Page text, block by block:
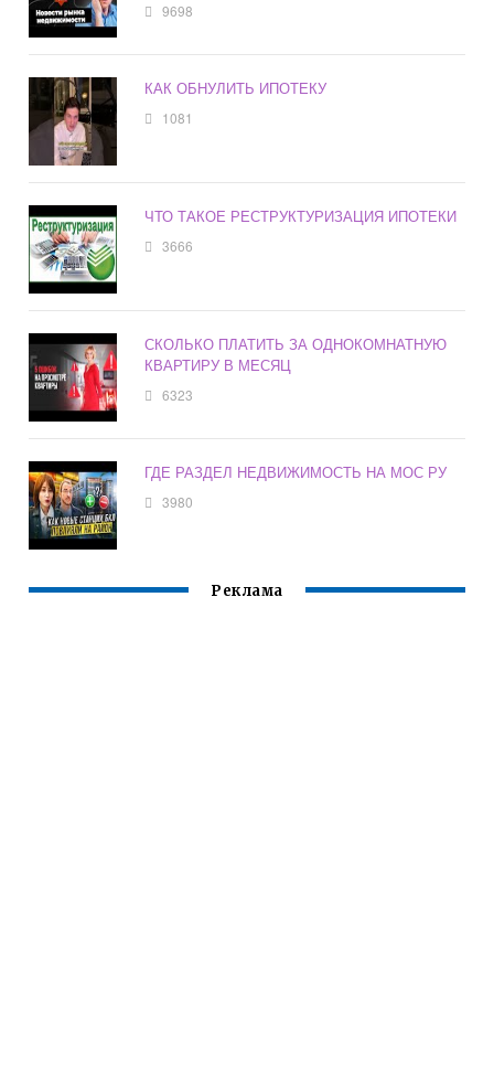
9698
КАК ОБНУЛИТЬ ИПОТЕКУ
1081
ЧТО ТАКОЕ РЕСТРУКТУРИЗАЦИЯ ИПОТЕКИ
3666
СКОЛЬКО ПЛАТИТЬ ЗА ОДНОКОМНАТНУЮ
КВАРТИРУ В МЕСЯЦ
6323
ГДЕ РАЗДЕЛ НЕДВИЖИМОСТЬ НА МОС РУ
3980
Реклама